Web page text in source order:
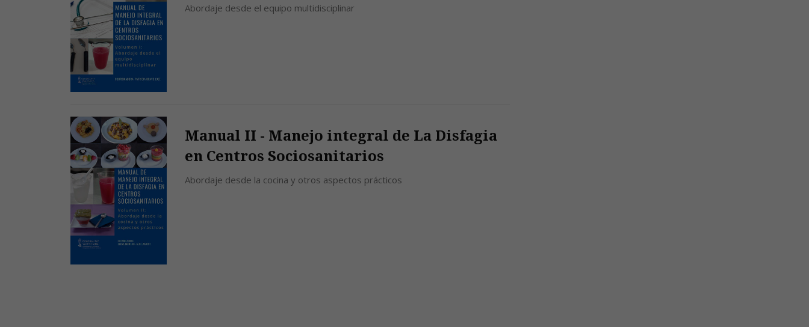
Abordaje desde el equipo multidisciplinar
Manual II - Manejo integral de La Disfagia
en Centros Sociosanitarios
Abordaje desde la cocina y otros aspectos prácticos